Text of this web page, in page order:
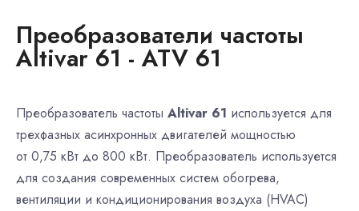
Преобразователи частоты
Altivar 61 - ATV 61
Преобразователь частоты Altivar 61 используется для
трехфазных асинхронных двигателей мощностью
от 0,75 кВт до 800 кВт. Преобразователь используется
для создания современных систем обогрева,
вентиляции и кондиционирования воздуха (HVAC)